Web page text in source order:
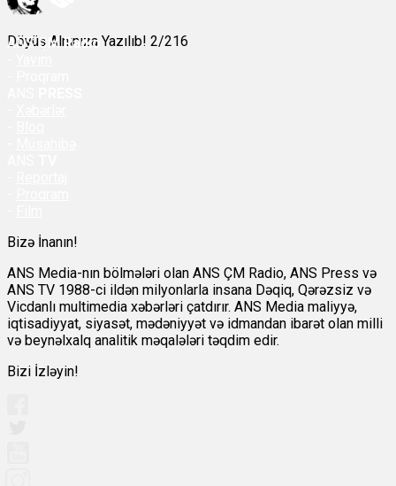
Döyüş Alnınıza Yazılıb! 2/216
ANSÇM Radio
Bizə İnanın!
ANS Media-nın bölmələri olan ANS ÇM Radio, ANS Press və
ANS TV 1988-ci ildən milyonlarla insana Dəqiq, Qərəzsiz və
Vicdanlı multimedia xəbərləri çatdırır. ANS Media maliyyə,
iqtisadiyyat, siyasət, mədəniyyət və idmandan ibarət olan milli
və beynəlxalq analitik məqalələri təqdim edir.
Bizi İzləyin!